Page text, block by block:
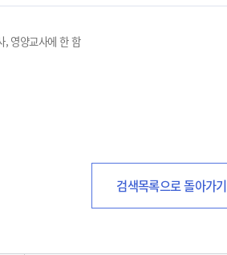
, 영양교사에 한 함
검색목록으로 돌아가기